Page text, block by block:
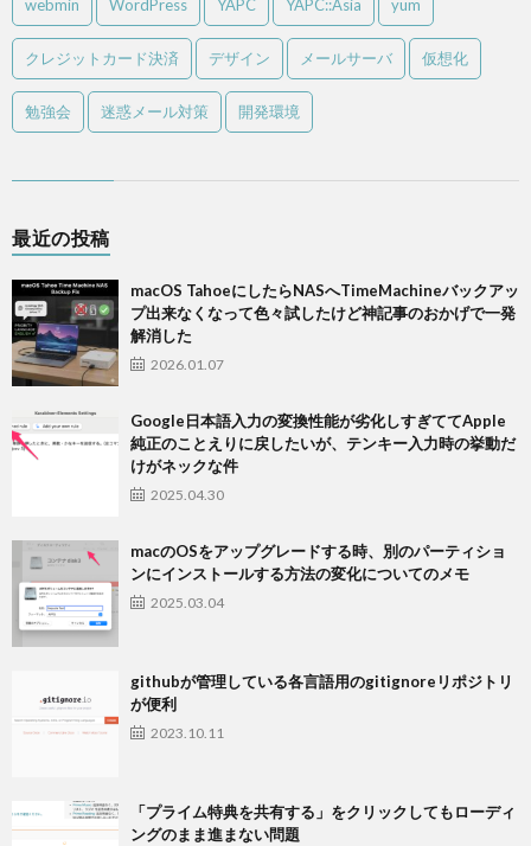
webmin WordPress YAPC YAPC::Asia yum
クレジットカード決済 デザイン メールサーバ 仮想化
勉強会 迷惑メール対策 開発環境
最近の投稿
macOS TahoeにしたらNASへTimeMachineバックアッ
プ出来なくなって色々試したけど神記事のおかげで一発
解消した
2026.01.07
Google日本語入力の変換性能が劣化しすぎててApple
純正のことえりに戻したいが、テンキー入力時の挙動だ
けがネックな件
2025.04.30
macのOSをアップグレードする時、別のパーティショ
ンにインストールする方法の変化についてのメモ
2025.03.04
githubが管理している各言語用のgitignoreリポジトリ
が便利
2023.10.11
「プライム特典を共有する」をクリックしてもローディ
ングのまま進まない問題